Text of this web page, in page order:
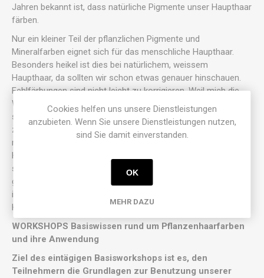
Jahren bekannt ist, dass natürliche Pigmente unser Haupthaar
färben.
Nur ein kleiner Teil der pflanzlichen Pigmente und
Mineralfarben eignet sich für das menschliche Haupthaar.
Besonders heikel ist dies bei natürlichem, weissem
Haupthaar, da sollten wir schon etwas genauer hinschauen.
Fehlfärbungen sind nicht leicht zu korrigieren. Weil mich die
Wiederentdeckung der Pflanzenfarben fürs menschliche Haar
seit Jahrzehnten fasziniert und ich bis heute unzählige
zufriedene Kunden zu meinem Erfahrungsschatz zählen darf,
möchte ich das Wissen um die pflanzliche, natürliche
Haarfärberei allen interessierten Menschen weitergeben. Ob
sie Friseure sind oder nicht, ist meines Erachtens nicht von
grosser Bedeutung. Ob für Sie ganz persönlich und die
individuelle Anwendung oder bei der Ausübung eines
Körperpflegeberufes.
WORKSHOPS Basiswissen rund um Pflanzenhaarfarben
und ihre Anwendung
Ziel des eintägigen Basisworkshops ist es, den
Teilnehmern die Grundlagen zur Benutzung unserer
Cookies helfen uns unsere Dienstleistungen
anzubieten. Wenn Sie unsere Dienstleistungen nutzen,
sind Sie damit einverstanden.
OK
MEHR DAZU